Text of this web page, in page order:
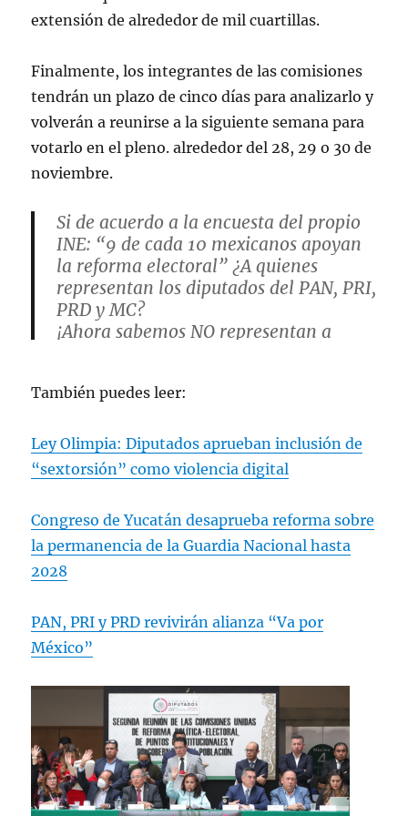
extensión de alrededor de mil cuartillas.
Finalmente, los integrantes de las comisiones
tendrán un plazo de cinco días para analizarlo y
volverán a reunirse a la siguiente semana para
votarlo en el pleno. alrededor del 28, 29 o 30 de
noviembre.
Si de acuerdo a la encuesta del propio
INE: “9 de cada 10 mexicanos apoyan
la reforma electoral” ¿A quienes
representan los diputados del PAN, PRI,
PRD y MC?
¡Ahora sabemos NO representan a
electores!
— Norman F. Pearl (@NormanFPearl)
November 12, 2022
También puedes leer:
Ley Olimpia: Diputados aprueban inclusión de
“sextorsión” como violencia digital
Congreso de Yucatán desaprueba reforma sobre
la permanencia de la Guardia Nacional hasta
2028
PAN, PRI y PRD revivirán alianza “Va por
México”